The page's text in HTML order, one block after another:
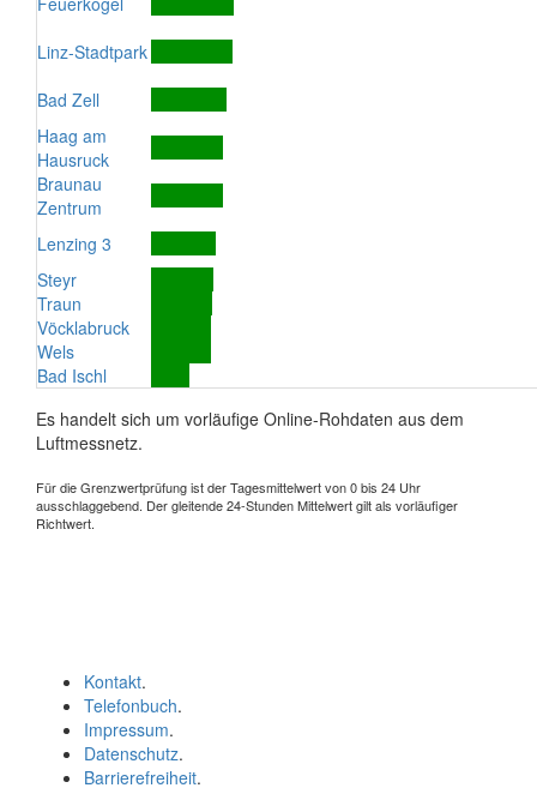
Linz-Stadtpark
Bad Zell
Haag am
Hausruck
Braunau
Zentrum
Lenzing 3
Steyr
Traun
Vöcklabruck
Wels
Bad Ischl
Es handelt sich um vorläufige Online-Rohdaten aus dem
Luftmessnetz.
Für die Grenzwertprüfung ist der Tagesmittelwert von 0 bis 24 Uhr
ausschlaggebend. Der gleitende 24-Stunden Mittelwert gilt als vorläufiger
Richtwert.
Kontakt.
Telefonbuch.
Impressum.
Datenschutz.
Barrierefreiheit.